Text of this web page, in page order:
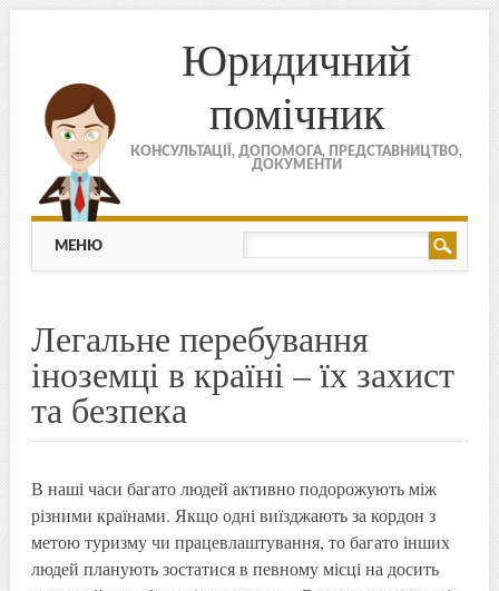
Юридичний
помічник
КОНСУЛЬТАЦІЇ, ДОПОМОГА, ПРЕДСТАВНИЦТВО,
ДОКУМЕНТИ
МЕНЮ
Skip to content
МЕНЮ
Легальне перебування
іноземці в країні – їх захист
та безпека
В наші часи багато людей активно подорожують між
різними країнами. Якщо одні виїзджають за кордон з
метою туризму чи працевлаштування, то багато інших
людей планують зостатися в певному місці на досить